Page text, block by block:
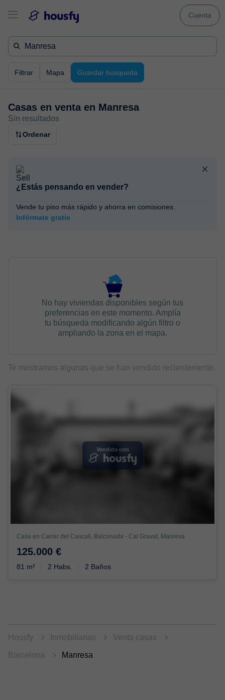
Cuenta
Filtrar Mapa Guardar búsqueda
Casas en venta en Manresa
Sin resultados
Ordenar
¿Estás pensando en vender?
Vende tu piso más rápido y ahorra en comisiones.
Infórmate gratis
No hay viviendas disponibles según tus
preferencias en este momento. Amplía
tu búsqueda modificando algún filtro o
ampliando la zona en el mapa.
Te mostramos algunas que se han vendido recientemente.
Vendida con
Casa en Carrer del Cascall, Balconada - Cal Gravat, Manresa
125.000 €
81 m² 2 Habs. 2 Baños
Housfy Inmobiliarias Venta casas
Barcelona Manresa